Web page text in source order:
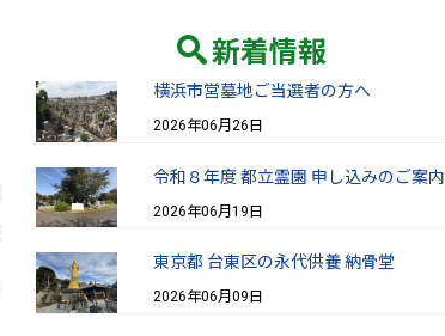
新着情報
横浜市営墓地ご当選者の方へ
2026年06月26日
令和８年度 都立霊園 申し込みのご案内
2026年06月19日
東京都 台東区の永代供養 納骨堂
2026年06月09日